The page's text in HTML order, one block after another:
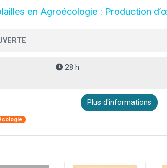
en Agroécologie : Production
28 h
Plus d'informations